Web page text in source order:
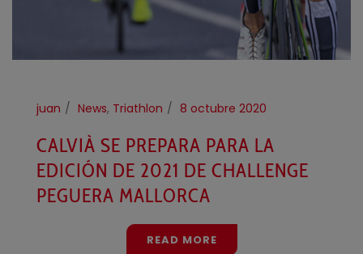
juan News, Triathlon 8 octubre 2020
CALVIÀ SE PREPARA PARA LA
EDICIÓN DE 2021 DE CHALLENGE
PEGUERA MALLORCA
READ MORE